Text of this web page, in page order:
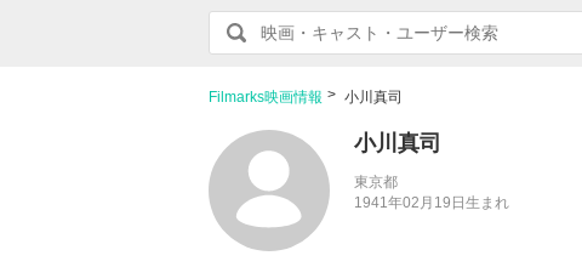
Filmarks映画情報 小川真司
小川真司
東京都
1941年02月19日生まれ